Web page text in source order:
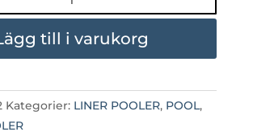
till i varukorg
Kategorier: LINER POOLER, POOL,